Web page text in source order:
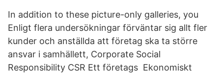
In addition to these picture-only galleries, you
Enligt flera undersökningar förväntar sig allt fler
kunder och anställda att företag ska ta större
ansvar i samhällett, Corporate Social
Responsibility CSR Ett företags Ekonomiskt